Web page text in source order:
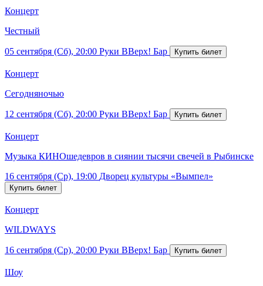
Концерт
Честный
05 сентября (Сб), 20:00 Руки ВВерх! Бар
Концерт
Сегодняночью
12 сентября (Сб), 20:00 Руки ВВерх! Бар
Концерт
Музыка КИНОшедевров в сиянии тысячи свечей в Рыбинске
16 сентября (Ср), 19:00 Дворец культуры «Вымпел»
Концерт
WILDWAYS
16 сентября (Ср), 20:00 Руки ВВерх! Бар
Шоу